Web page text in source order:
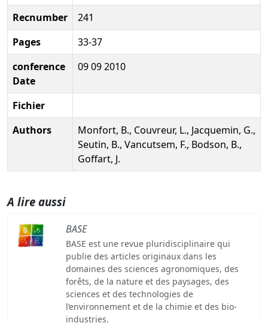
Recnumber
241
Pages
33-37
conference
Date
09 09 2010
Fichier
Authors
Monfort, B., Couvreur, L., Jacquemin, G.,
Seutin, B., Vancutsem, F., Bodson, B.,
Goffart, J.
A lire aussi
BASE
BASE est une revue pluridisciplinaire qui
publie des articles originaux dans les
domaines des sciences agronomiques, des
forêts, de la nature et des paysages, des
sciences et des technologies de
l’environnement et de la chimie et des bio-
industries.